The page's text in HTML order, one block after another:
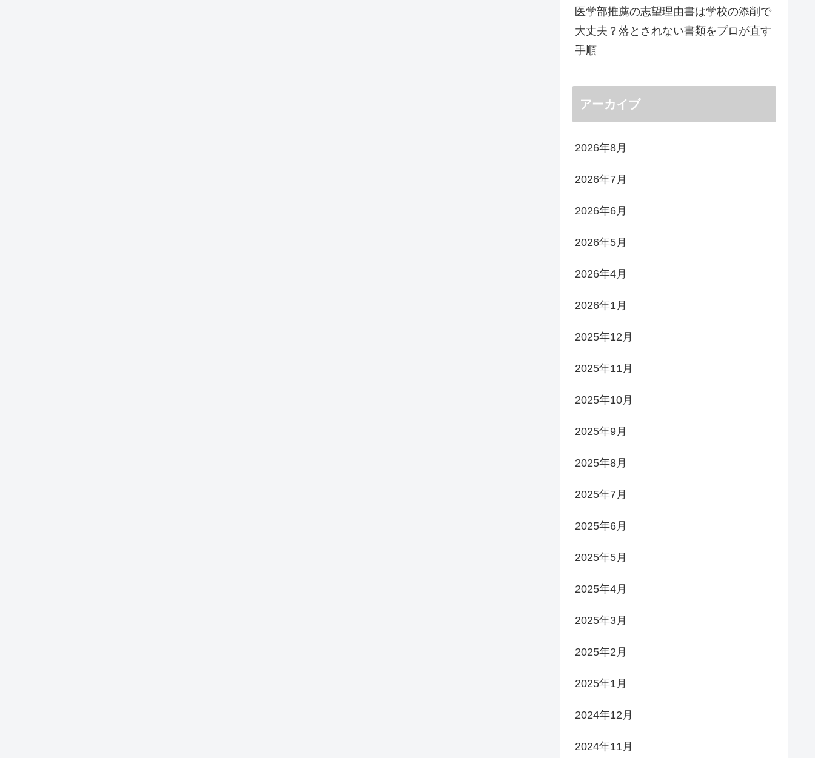
医学部推薦の志望理由書は学校の添削で
大丈夫？落とされない書類をプロが直す
手順
アーカイブ
2026年8月
2026年7月
2026年6月
2026年5月
2026年4月
2026年1月
2025年12月
2025年11月
2025年10月
2025年9月
2025年8月
2025年7月
2025年6月
2025年5月
2025年4月
2025年3月
2025年2月
2025年1月
2024年12月
2024年11月